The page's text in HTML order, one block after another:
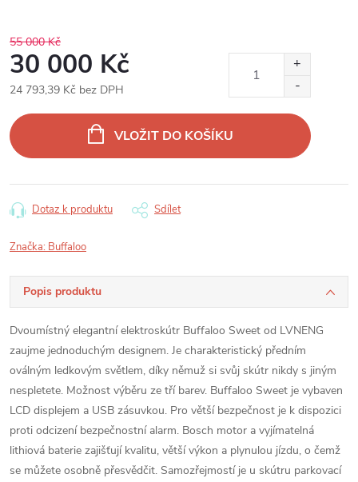
55 000 Kč
30 000 Kč
24 793,39 Kč bez DPH
cena:
VLOŽIT DO KOŠÍKU
Dotaz k produktu Sdílet
Značka: Buffaloo
Popis produktu
Dvoumístný elegantní elektroskútr Buffaloo Sweet od LVNENG
zaujme jednoduchým designem. Je charakteristický předním
oválným ledkovým světlem, díky němuž si svůj skútr nikdy s jiným
nespletete. Možnost výběru ze tří barev. Buffaloo Sweet je vybaven
LCD displejem a USB zásuvkou. Pro větší bezpečnost je k dispozici
proti odcizení bezpečnostní alarm. Bosch motor a vyjímatelná
lithiová baterie zajišťují kvalitu, větší výkon a plynulou jízdu, o čemž
se můžete osobně přesvědčit. Samozřejmostí je u skútru parkovací